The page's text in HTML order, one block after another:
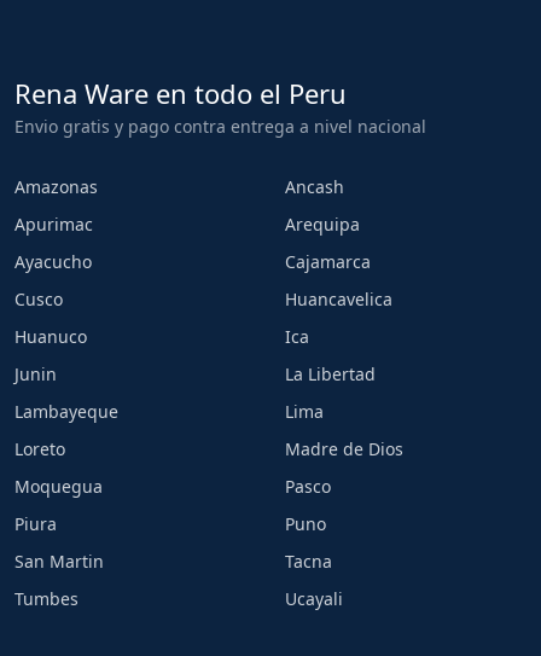
Rena Ware en todo el Peru
Envio gratis y pago contra entrega a nivel nacional
Amazonas
Ancash
Apurimac
Arequipa
Ayacucho
Cajamarca
Cusco
Huancavelica
Huanuco
Ica
Junin
La Libertad
Lambayeque
Lima
Loreto
Madre de Dios
Moquegua
Pasco
Piura
Puno
San Martin
Tacna
Tumbes
Ucayali